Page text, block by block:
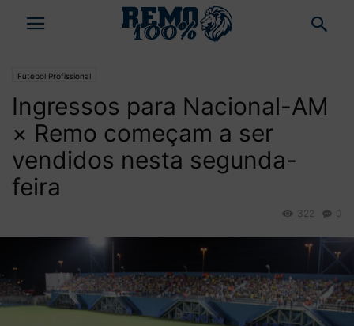
Futebol Profissional
Ingressos para Nacional-AM
× Remo começam a ser
vendidos nesta segunda-
feira
0
322